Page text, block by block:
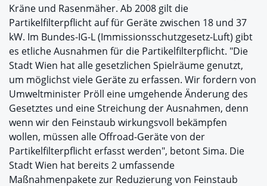
Kräne und Rasenmäher. Ab 2008 gilt die
Partikelfilterpflicht auf für Geräte zwischen 18 und 37
kW. Im Bundes-IG-L (Immissionsschutzgesetz-Luft) gibt
es etliche Ausnahmen für die Partikelfilterpflicht. "Die
Stadt Wien hat alle gesetzlichen Spielräume genutzt,
um möglichst viele Geräte zu erfassen. Wir fordern von
Umweltminister Pröll eine umgehende Änderung des
Gesetztes und eine Streichung der Ausnahmen, denn
wenn wir den Feinstaub wirkungsvoll bekämpfen
wollen, müssen alle Offroad-Geräte von der
Partikelfilterpflicht erfasst werden", betont Sima. Die
Stadt Wien hat bereits 2 umfassende
Maßnahmenpakete zur Reduzierung von Feinstaub